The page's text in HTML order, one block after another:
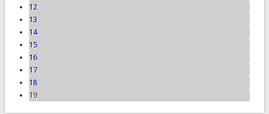
12
13
14
15
16
17
18
19